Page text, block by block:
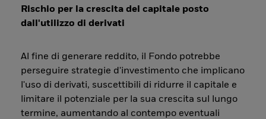
Rischio per la crescita del capitale posto
dall'utilizzo di derivati
Al fine di generare reddito, il Fondo potrebbe
perseguire strategie d'investimento che implicano
l'uso di derivati, suscettibili di ridurre il capitale e
limitare il potenziale per la sua crescita sul lungo
termine, aumentando al contempo eventuali